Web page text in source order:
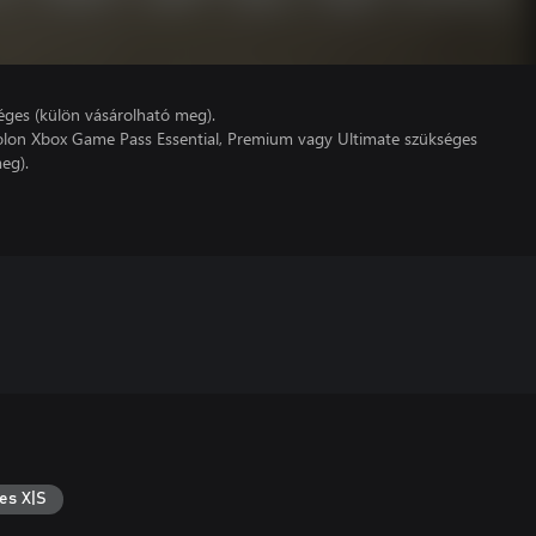
(külön vásárolható meg).
Xbox Game Pass Essential, Premium vagy Ultimate szükséges
X|S